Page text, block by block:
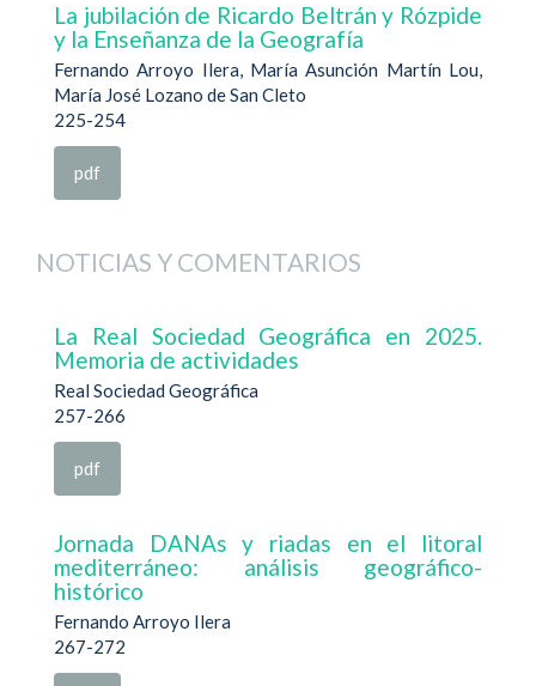
La jubilación de Ricardo Beltrán y Rózpide
y la Enseñanza de la Geografía
Fernando Arroyo Ilera, María Asunción Martín Lou,
María José Lozano de San Cleto
225-254
pdf
NOTICIAS Y COMENTARIOS
La Real Sociedad Geográfica en 2025.
Memoria de actividades
Real Sociedad Geográfica
257-266
pdf
Jornada DANAs y riadas en el litoral
mediterráneo: análisis geográfico-
histórico
Fernando Arroyo Ilera
267-272